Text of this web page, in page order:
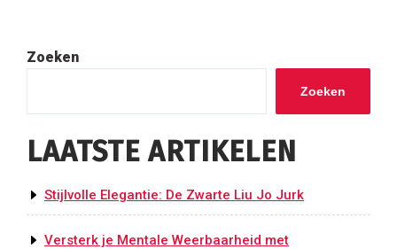
Zoeken
Zoeken
LAATSTE ARTIKELEN
Stijlvolle Elegantie: De Zwarte Liu Jo Jurk
Versterk je Mentale Weerbaarheid met